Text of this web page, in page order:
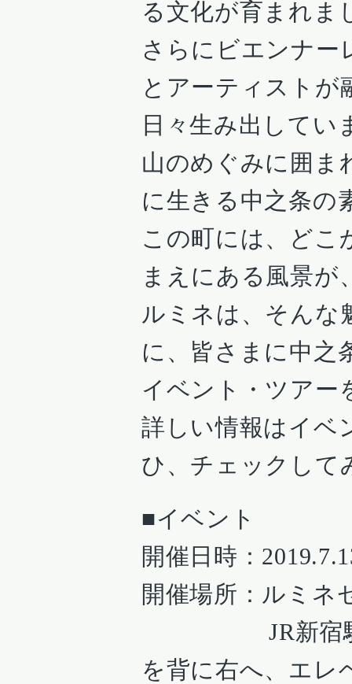
る文化が育まれま
さらにビエンナー
とアーティストが
日々生み出してい
山のめぐみに囲ま
に生きる中之条の
この町には、どこ
まえにある風景が
ルミネは、そんな
に、皆さまに中之
イベント・ツアー
詳しい情報はイベ
ひ、チェックして
■イベント
開催日時：
開催場所：ルミネ
JR新宿駅新
を背に右へ、エレ